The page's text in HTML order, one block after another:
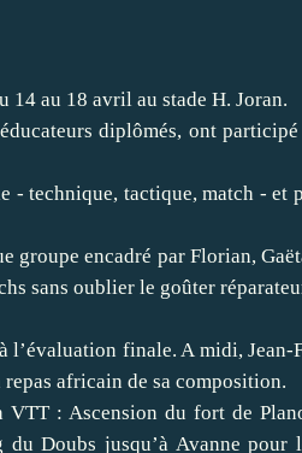
14 au 18 avril au stade H. Joran.
diplômés, ont
- technique, tactique, match - et
groupe encadré par Florian,
sans oublier le goûter
finale. A midi, Jean-
repas africain de sa composition.
: Ascension du fort de
Doubs jusqu’à Avanne pour